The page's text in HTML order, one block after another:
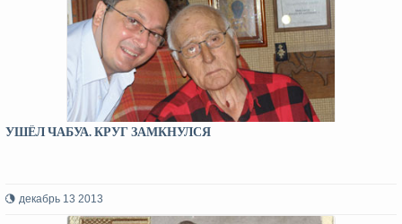
УШЁЛ ЧАБУА. КРУГ ЗАМКНУЛСЯ
декабрь 13 2013